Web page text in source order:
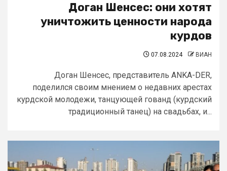
Доган Шенсес: они хотят
уничтожить ценности народа
курдов
07.08.2024 ВИАН
Доган Шенсес, представитель ANKA-DER,
поделился своим мнением о недавних арестах
курдской молодежи, танцующей гованд (курдский
традиционный танец) на свадьбах, и...